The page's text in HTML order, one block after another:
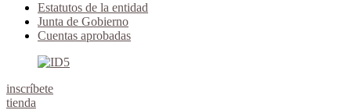
Estatutos de la entidad
Junta de Gobierno
Cuentas aprobadas
inscríbete
tienda